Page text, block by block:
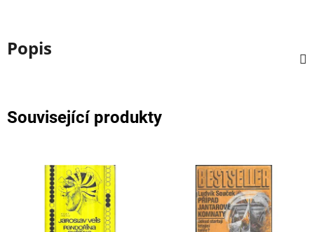
Popis
Související produkty